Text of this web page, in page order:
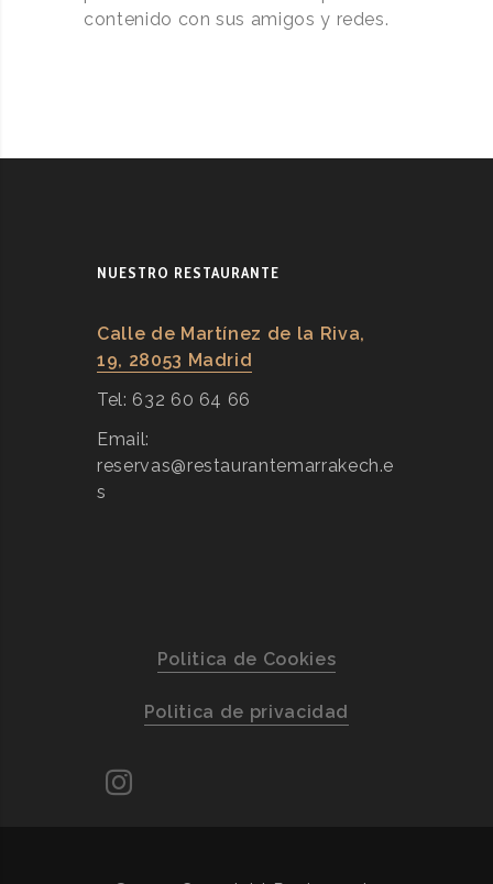
contenido con sus amigos y redes.
NUESTRO RESTAURANTE
Calle de Martínez de la Riva,
19, 28053 Madrid
Tel: 632 60 64 66
Email:
reservas@restaurantemarrakech.e
s
Politica de Cookies
Politica de privacidad